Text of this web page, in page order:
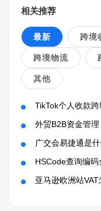
相关推荐
最新 跨境
跨境物流
其他
TikTok个人收款
外贸B2B资金管
广交会易捷通是
HSCode查询编
亚马逊欧洲站